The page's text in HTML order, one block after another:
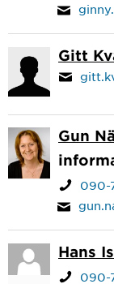
Gitt
Gun
090-
Hans
090-